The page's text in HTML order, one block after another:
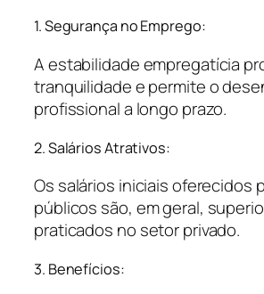
1. Segurança no Emprego:
A estabilidade empregatícia
tranquilidade e permite o
profissional a longo prazo.
2. Salários Atrativos:
Os salários iniciais oferecidos
públicos são, em geral,
praticados no setor privado.
3. Benefícios: